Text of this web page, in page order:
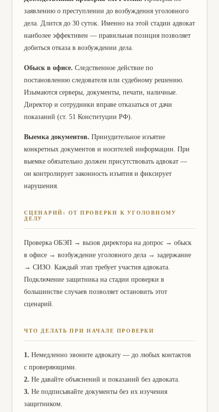
заявлению о преступлении до возбуждения уголовного
дела. Длится до 30 суток. Именно на этой стадии адвокат
наиболее эффективен — правильная позиция позволяет
добиться отказа в возбуждении дела.
Обыск в офисе. Следственное действие по
постановлению следователя или судебному решению.
Изымаются серверы, документы, печати, наличные.
Директор и сотрудники вправе отказаться от дачи
показаний (ст. 51 Конституции РФ).
Выемка документов. Принудительное изъятие
конкретных документов и носителей информации. При
выемке обязательно должен присутствовать адвокат —
он контролирует законность изъятия и фиксирует
нарушения.
СЦЕНАРИЙ: ОТ ПРОВЕРКИ К УГОЛОВНОМУ
ДЕЛУ
Проверка ОБЭП → вызов директора на допрос → обыск
в офисе → возбуждение уголовного дела → задержание
→ СИЗО. Каждый этап требует участия адвоката.
Подключение защитника на стадии проверки в
большинстве случаев позволяет остановить этот
сценарий.
ЧТО ДЕЛАТЬ ПРИ НАЧАЛЕ ПРОВЕРКИ
1. Немедленно звоните адвокату — до любых контактов
с проверяющими.
2. Не давайте объяснений и показаний без адвоката.
3. Не подписывайте документы без их изучения
защитником.